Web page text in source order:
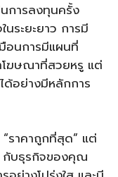
การลงทุนครั้ง
ระยะยาว การมี
อนการมีแผนที่
โฆษณาที่สวยหรู แต่
ด้อย่างมีหลักการ
ราคาถูกที่สุด” แต่
กับธุรกิจของคุณ